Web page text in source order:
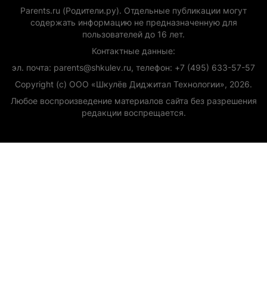
Parents.ru (Родители.ру). Отдельные публикации могут
содержать информацию не предназначенную для
пользователей до 16 лет.
Контактные данные:
эл. почта: parents@shkulev.ru, телефон: +7 (495) 633-57-57
Copyright (с) ООО «Шкулёв Диджитал Технологии», 2026.
Любое воспроизведение материалов сайта без разрешения
редакции воспрещается.